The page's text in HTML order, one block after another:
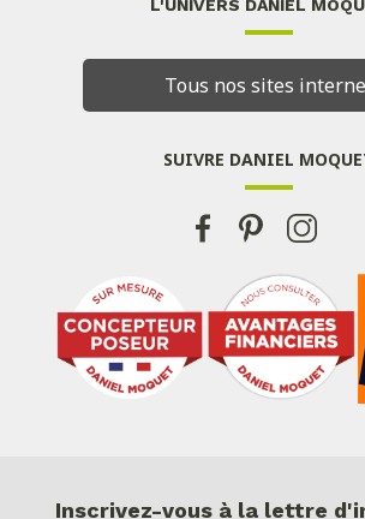
L'UNIVERS DANIEL
Tous nos sites
SUIVRE DANIEL
Inscrivez-vous à la lettre